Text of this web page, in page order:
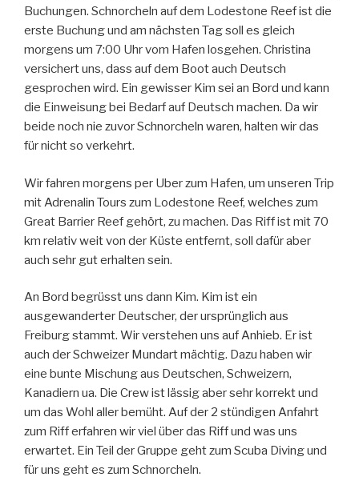
Buchungen. Schnorcheln auf dem Lodestone Reef ist die
erste Buchung und am nächsten Tag soll es gleich
morgens um 7:00 Uhr vom Hafen losgehen. Christina
versichert uns, dass auf dem Boot auch Deutsch
gesprochen wird. Ein gewisser Kim sei an Bord und kann
die Einweisung bei Bedarf auf Deutsch machen. Da wir
beide noch nie zuvor Schnorcheln waren, halten wir das
für nicht so verkehrt.
Wir fahren morgens per Uber zum Hafen, um unseren Trip
mit Adrenalin Tours zum Lodestone Reef, welches zum
Great Barrier Reef gehört, zu machen. Das Riff ist mit 70
km relativ weit von der Küste entfernt, soll dafür aber
auch sehr gut erhalten sein.
An Bord begrüsst uns dann Kim. Kim ist ein
ausgewanderter Deutscher, der ursprünglich aus
Freiburg stammt. Wir verstehen uns auf Anhieb. Er ist
auch der Schweizer Mundart mächtig. Dazu haben wir
eine bunte Mischung aus Deutschen, Schweizern,
Kanadiern ua. Die Crew ist lässig aber sehr korrekt und
um das Wohl aller bemüht. Auf der 2 stündigen Anfahrt
zum Riff erfahren wir viel über das Riff und was uns
erwartet. Ein Teil der Gruppe geht zum Scuba Diving und
für uns geht es zum Schnorcheln.